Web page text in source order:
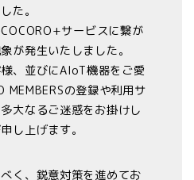
た。
サービスに繋が
が発生いたしました。
、並びにAIoT機器をご愛
MEMBERSの登録や利用サ
大なるご迷惑をお掛けし
し上げます。
く、鋭意対策を進めてお